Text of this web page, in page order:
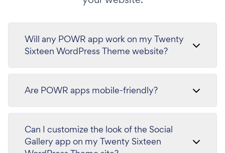
Will any POWR app work on my Twenty
Sixteen WordPress Theme website?
Are POWR apps mobile-friendly?
Can I customize the look of the Social
Gallery app on my Twenty Sixteen